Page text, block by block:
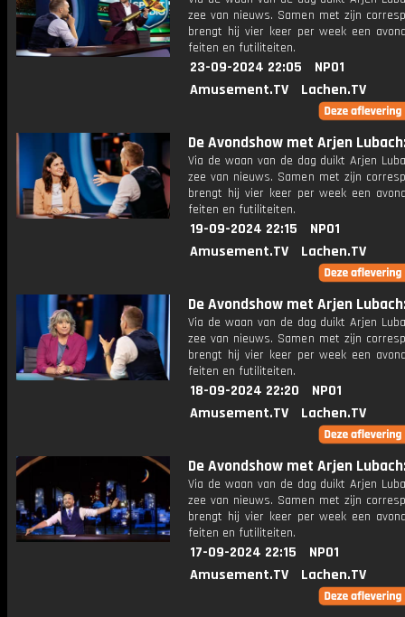
zee van nieuws. Samen met zijn
brengt hij vier keer per week een
feiten en futiliteiten.
23-09-2024 22:05
NPO1
Amusement.TV
Lachen.TV
De Avondshow met Arjen
Via de waan van de dag duikt Arjen
zee van nieuws. Samen met zijn
brengt hij vier keer per week een
feiten en futiliteiten.
19-09-2024 22:15
NPO1
Amusement.TV
Lachen.TV
De Avondshow met Arjen
Via de waan van de dag duikt Arjen
zee van nieuws. Samen met zijn
brengt hij vier keer per week een
feiten en futiliteiten.
18-09-2024 22:20
NPO1
Amusement.TV
Lachen.TV
De Avondshow met Arjen
Via de waan van de dag duikt Arjen
zee van nieuws. Samen met zijn
brengt hij vier keer per week een
feiten en futiliteiten.
17-09-2024 22:15
NPO1
Amusement.TV
Lachen.TV